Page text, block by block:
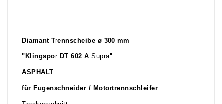
Diamant Trennscheibe ø 300 mm
"Klingspor DT 602 A Supra"
ASPHALT
für Fugenschneider / Motortrennschleifer